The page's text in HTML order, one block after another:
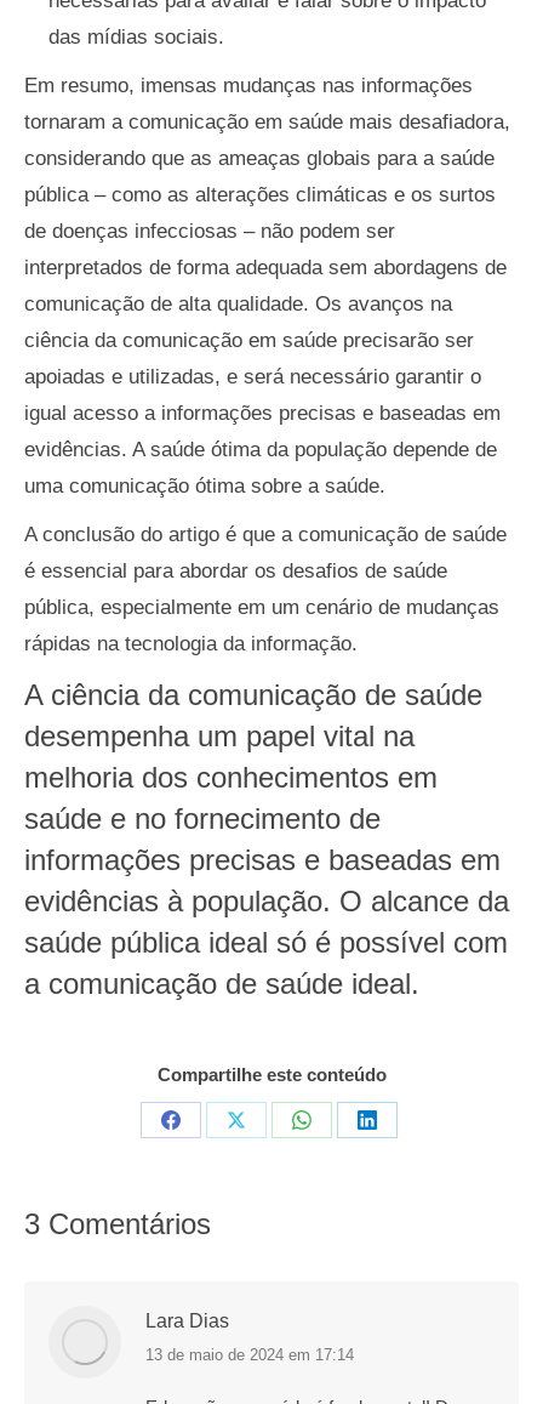
das mídias sociais.
Em resumo, imensas mudanças nas informações
tornaram a comunicação em saúde mais desafiadora,
considerando que as ameaças globais para a saúde
pública – como as alterações climáticas e os surtos
de doenças infecciosas – não podem ser
interpretados de forma adequada sem abordagens de
comunicação de alta qualidade. Os avanços na
ciência da comunicação em saúde precisarão ser
apoiadas e utilizadas, e será necessário garantir o
igual acesso a informações precisas e baseadas em
evidências. A saúde ótima da população depende de
uma comunicação ótima sobre a saúde.
A conclusão do artigo é que a comunicação de saúde
é essencial para abordar os desafios de saúde
pública, especialmente em um cenário de mudanças
rápidas na tecnologia da informação.
A ciência da comunicação de saúde
desempenha um papel vital na
melhoria dos conhecimentos em
saúde e no fornecimento de
informações precisas e baseadas em
evidências à população. O alcance da
saúde pública ideal só é possível com
a comunicação de saúde ideal.
Compartilhe este conteúdo
CompartilharCompartilharCompartilharCompartilhar
3 Comentários
Lara Dias
disse:
13 de maio de 2024 em 17:14